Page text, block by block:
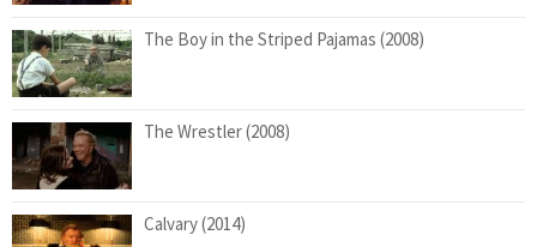
The Boy in the Striped Pajamas (2008)
The Wrestler (2008)
Calvary (2014)